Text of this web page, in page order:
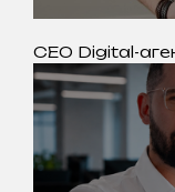
CEO Digital-